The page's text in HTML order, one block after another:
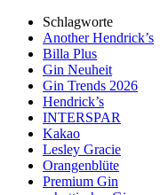
Schlagworte
Another Hendrick’s
Billa Plus
Gin Neuheit
Gin Trends 2026
Hendrick’s
INTERSPAR
Kakao
Lesley Gracie
Orangenblüte
Premium Gin